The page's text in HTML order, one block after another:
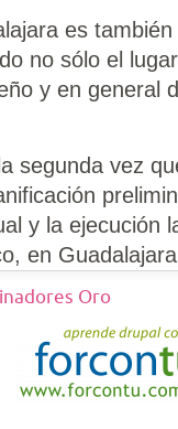
es
no sólo el
y en general
segunda vez
y la ejecución
en
Oro